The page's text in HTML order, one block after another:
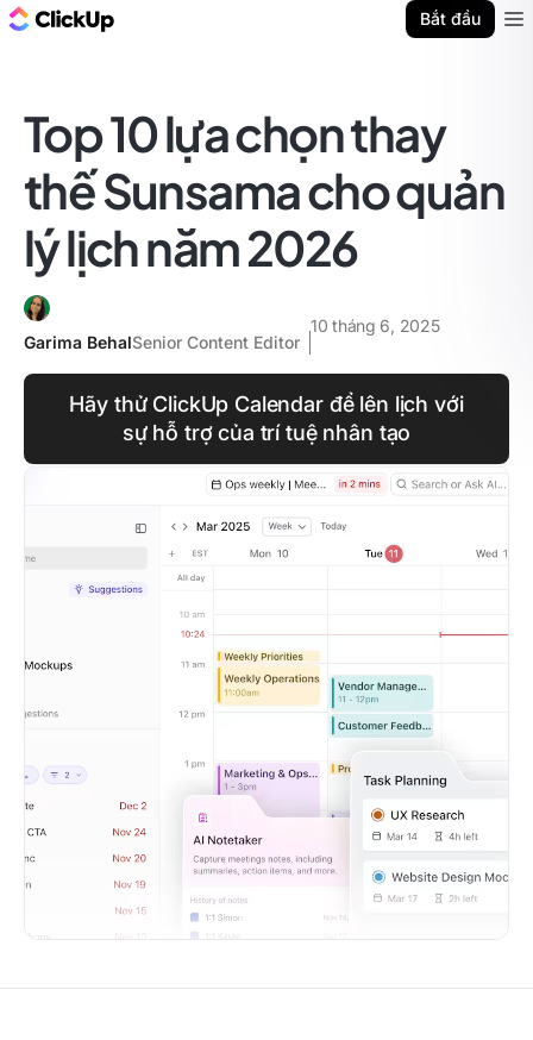
Bắt đầu
Top 10 lựa chọn thay
thế Sunsama cho quản
lý lịch năm 2026
Garima BehalSenior Content Editor
10 tháng 6, 2025
Hãy thử ClickUp Calendar để lên lịch với
sự hỗ trợ của trí tuệ nhân tạo